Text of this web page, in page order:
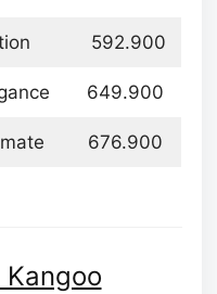
592.900
649.900
676.900
Kangoo